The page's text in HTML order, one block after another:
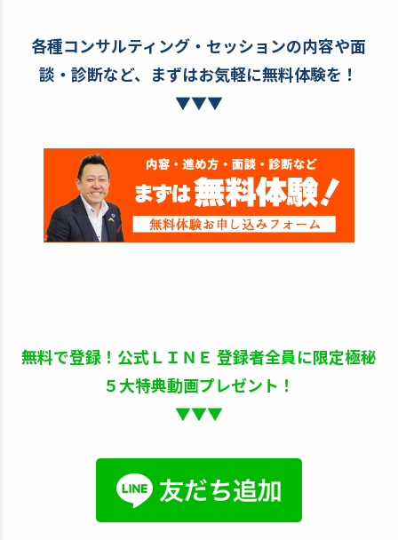
各種コンサルティング・セッションの内容や面
談・診断など、まずはお気軽に無料体験を！
▼▼▼
無料で登録！公式ＬＩＮＥ 登録者全員に限定極秘
５大特典動画プレゼント！
▼▼▼